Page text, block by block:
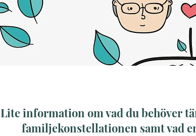
Lite information om vad du behöver
familjekonstellationen samt vad